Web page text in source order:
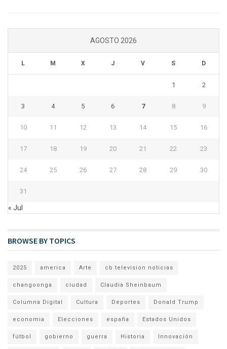
AGOSTO 2026
L M X J V S D
1 2
3 4 5 6 7 8 9
10 11 12 13 14 15 16
17 18 19 20 21 22 23
24 25 26 27 28 29 30
31
« Jul
BROWSE BY TOPICS
2025 america Arte cb television noticias
changoonga ciudad Claudia Sheinbaum
Columna Digital Cultura Deportes Donald Trump
economia Elecciones españa Estados Unidos
fútbol gobierno guerra Historia Innovación